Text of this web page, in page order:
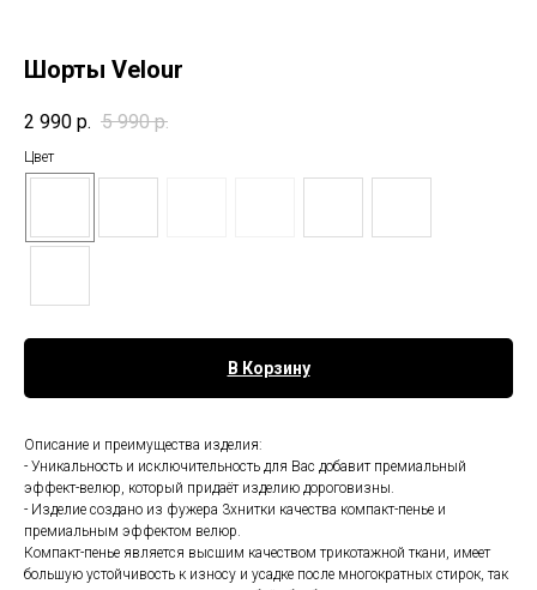
Шорты Velour
2 990 р. 5 990 р.
Цвет
В Корзину
Описание и преимущества изделия:
- Уникальность и исключительность для Вас добавит премиальный
эффект-велюр, который придаёт изделию дороговизны.
- Изделие создано из фужера 3хнитки качества компакт-пенье и
премиальным эффектом велюр.
Компакт-пенье является высшим качеством трикотажной ткани, имеет
большую устойчивость к износу и усадке после многократных стирок, так